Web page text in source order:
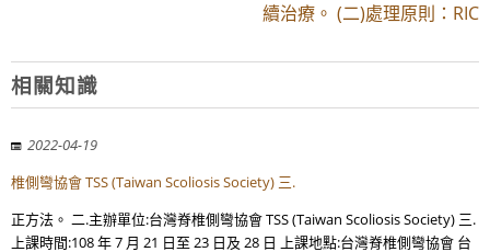
續治療。 (二)處理原則：RIC
相關知識
2022-04-19
椎側彎協會 TSS (Taiwan Scoliosis Society) 三.
正方法。 二.主辦單位:台灣脊椎側彎協會 TSS (Taiwan Scoliosis Society) 三.
上課時間:108 年 7 月 21 日至 23 日及 28 日 上課地點:台灣脊椎側彎協會 台